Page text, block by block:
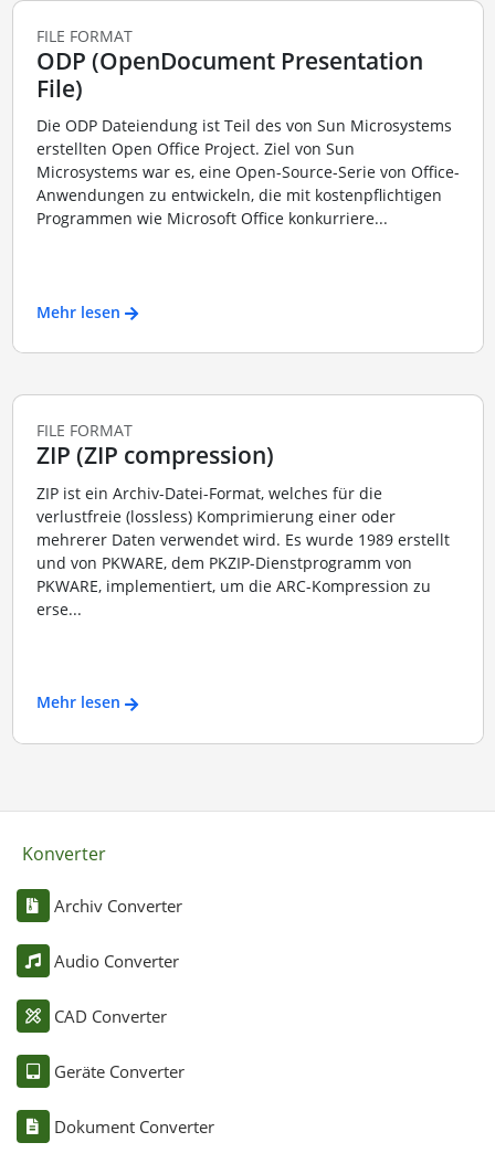
FILE FORMAT
ODP (OpenDocument Presentation
File)
Die ODP Dateiendung ist Teil des von Sun Microsystems
erstellten Open Office Project. Ziel von Sun
Microsystems war es, eine Open-Source-Serie von Office-
Anwendungen zu entwickeln, die mit kostenpflichtigen
Programmen wie Microsoft Office konkurriere...
Mehr lesen
FILE FORMAT
ZIP (ZIP compression)
ZIP ist ein Archiv-Datei-Format, welches für die
verlustfreie (lossless) Komprimierung einer oder
mehrerer Daten verwendet wird. Es wurde 1989 erstellt
und von PKWARE, dem PKZIP-Dienstprogramm von
PKWARE, implementiert, um die ARC-Kompression zu
erse...
Mehr lesen
Konverter
Archiv Converter
Audio Converter
CAD Converter
Geräte Converter
Dokument Converter